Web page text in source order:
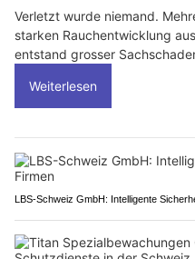
Verletzt wurde niemand.
starken Rauchentwicklung
entstand grosser
Weiterlesen
LBS-Schweiz GmbH: Intelligente